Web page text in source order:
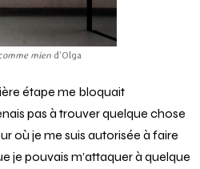
mien d’Olga
étape me bloquait
pas à trouver quelque chose
où je me suis autorisée à faire
je pouvais m’attaquer à quelque